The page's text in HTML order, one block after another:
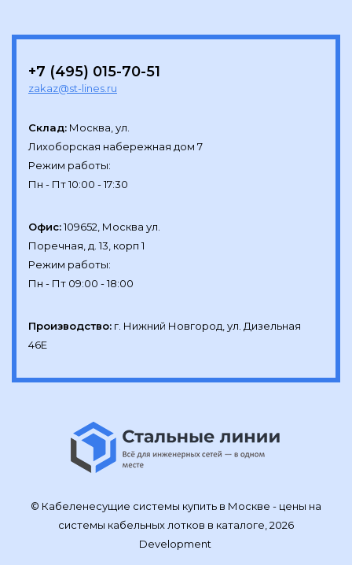
+7 (495) 015-70-51
zakaz@st-lines.ru
Склад: Москва, ул.
Лихоборская набережная дом 7
Режим работы:
Офис:109652, Москва ул.
Поречная, д. 13, корп 1
Режим работы:
Производство: г. Нижний Новгород, ул. Дизельная
46Е
© Кабеленесущие системы купить в Москве - цены на
системы кабельных лотков в каталоге, 2026
Development